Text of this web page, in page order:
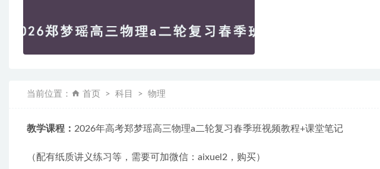
当前位置： 首页 科目 物理
教学课程： 2026年高考郑梦瑶高三物理a二轮复习春季班视频教程+课堂笔记
（配有纸质讲义练习等，需要可加微信：aixuel2，购买）